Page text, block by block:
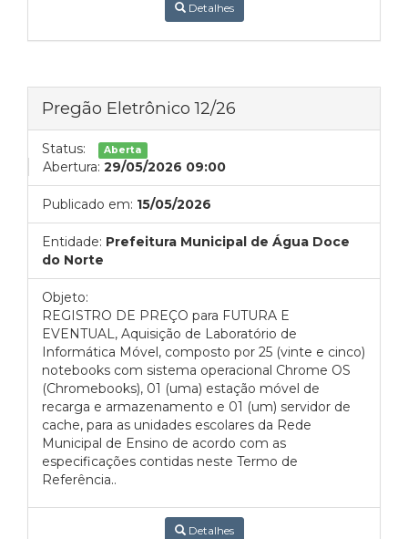
Detalhes
Pregão Eletrônico 12/26
Status: Aberta
Abertura: 29/05/2026 09:00
Publicado em: 15/05/2026
Entidade: Prefeitura Municipal de Água Doce
do Norte
Objeto:
REGISTRO DE PREÇO para FUTURA E
EVENTUAL, Aquisição de Laboratório de
Informática Móvel, composto por 25 (vinte e cinco)
notebooks com sistema operacional Chrome OS
(Chromebooks), 01 (uma) estação móvel de
recarga e armazenamento e 01 (um) servidor de
cache, para as unidades escolares da Rede
Municipal de Ensino de acordo com as
especificações contidas neste Termo de
Referência..
Detalhes